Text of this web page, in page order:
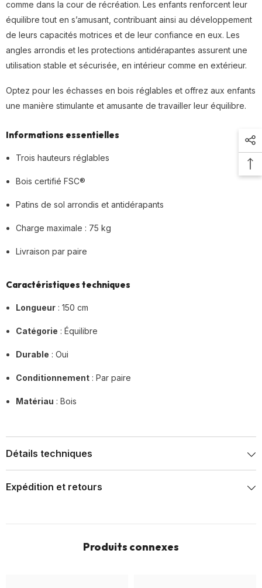
comme dans la cour de récréation. Les enfants renforcent leur
équilibre tout en s’amusant, contribuant ainsi au développement
de leurs capacités motrices et de leur confiance en eux. Les
angles arrondis et les protections antidérapantes assurent une
utilisation stable et sécurisée, en intérieur comme en extérieur.
Optez pour les échasses en bois réglables et offrez aux enfants
une manière stimulante et amusante de travailler leur équilibre.
Informations essentielles
Trois hauteurs réglables
Bois certifié FSC®
Patins de sol arrondis et antidérapants
Charge maximale : 75 kg
Livraison par paire
Caractéristiques techniques
Longueur : 150 cm
Catégorie : Équilibre
Durable : Oui
Conditionnement : Par paire
Matériau : Bois
Détails techniques
Expédition et retours
Produits connexes